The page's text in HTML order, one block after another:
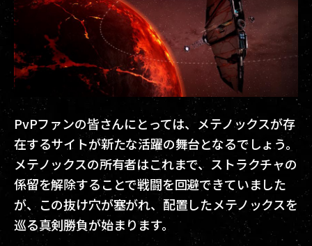
PvPファンの皆さんにとっては、メテノックスが存
在するサイトが新たな活躍の舞台となるでしょう。
メテノックスの所有者はこれまで、ストラクチャの
係留を解除することで戦闘を回避できていました
が、この抜け穴が塞がれ、配置したメテノックスを
巡る真剣勝負が始まります。